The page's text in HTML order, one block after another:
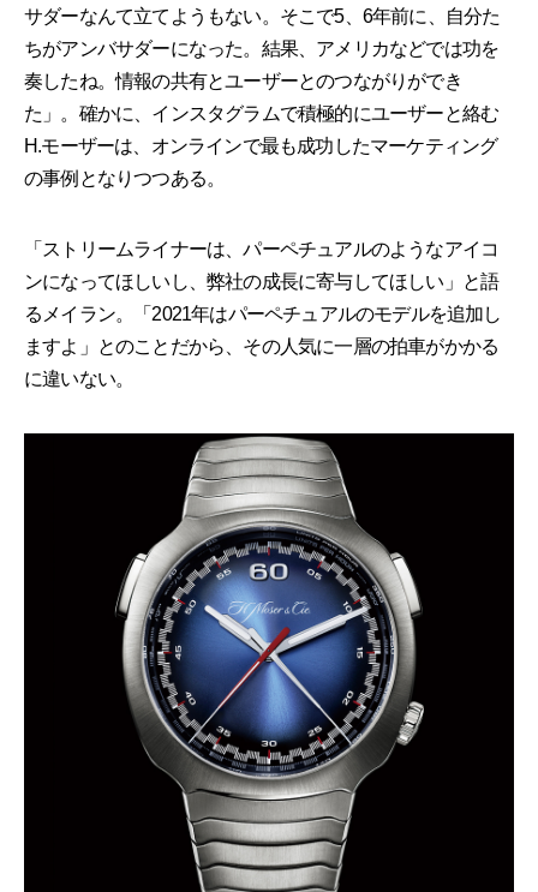
サダーなんて立てようもない。そこで5、6年前に、自分た
ちがアンバサダーになった。結果、アメリカなどでは功を
奏したね。情報の共有とユーザーとのつながりができ
た」。確かに、インスタグラムで積極的にユーザーと絡む
H.モーザーは、オンラインで最も成功したマーケティング
の事例となりつつある。
「ストリームライナーは、パーペチュアルのようなアイコ
ンになってほしいし、弊社の成長に寄与してほしい」と語
るメイラン。「2021年はパーペチュアルのモデルを追加し
ますよ」とのことだから、その人気に一層の拍車がかかる
に違いない。